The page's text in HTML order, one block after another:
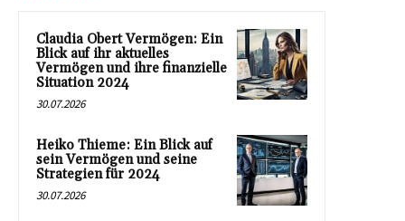
Claudia Obert Vermögen: Ein
Blick auf ihr aktuelles
Vermögen und ihre finanzielle
Situation 2024
30.07.2026
Heiko Thieme: Ein Blick auf
sein Vermögen und seine
Strategien für 2024
30.07.2026